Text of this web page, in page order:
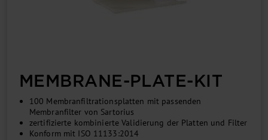
MEMBRANE-PLATE-KIT
100 Membranfiltrationsplatten mit passenden
Membranfilter von Sartorius
zertifizierte kombinierte Validierung der Platten und Filter
Konform mit ISO 11133:2014